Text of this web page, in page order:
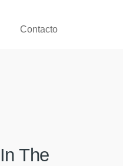
Contacto
The